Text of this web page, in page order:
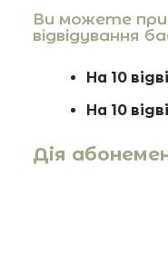
Ви можете
відвідування
На 10
На 10
Дія